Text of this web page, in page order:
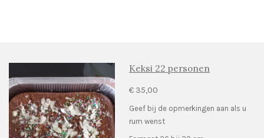
Keksi 22 personen
€ 35,00
Geef bij de opmerkingen aan als u
rum wenst